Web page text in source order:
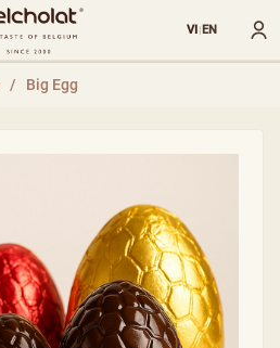
VI|EN
/ Big Egg